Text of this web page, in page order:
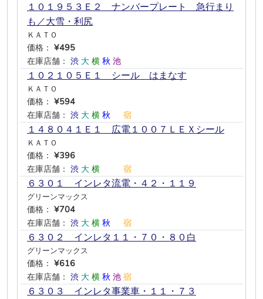
１０１９５３Ｅ２ ナンバープレート 急行まり
も／大雪・利尻
ＫＡＴＯ
価格： ¥495
在庫店舗： 渋 大 横 秋 池
１０２１０５Ｅ１ シール はまなす
ＫＡＴＯ
価格： ¥594
在庫店舗： 渋 大 横 秋 宿
１４８０４１Ｅ１ 広電１００７ＬＥＸシール
ＫＡＴＯ
価格： ¥396
在庫店舗： 渋 大 横 宿
６３０１ インレタ流電・４２・１１９
グリーンマックス
価格： ¥704
在庫店舗： 渋 大 横 秋 宿
６３０２ インレタ１１・７０・８０白
グリーンマックス
価格： ¥616
在庫店舗： 渋 大 横 秋 池 宿
６３０３ インレタ事業車・１１・７３